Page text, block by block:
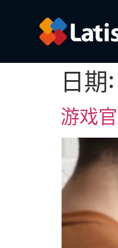
日期:
游戏